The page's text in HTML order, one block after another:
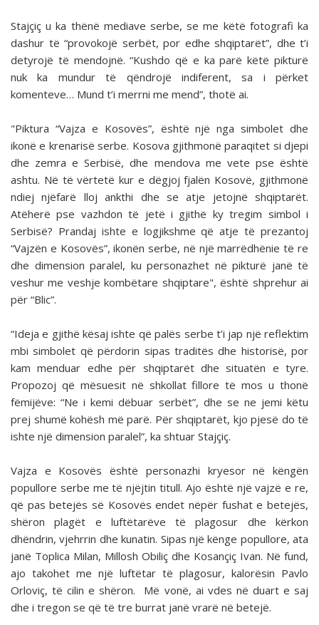
Stajçiç u ka thënë mediave serbe, se me këtë fotografi ka
dashur të “provokojë serbët, por edhe shqiptarët”, dhe t’i
detyrojë të mendojnë. “Kushdo që e ka parë këtë pikturë
nuk ka mundur të qëndrojë indiferent, sa i përket
komenteve… Mund t’i merrni me mend”, thotë ai.
"Piktura “Vajza e Kosovës”, është një nga simbolet dhe
ikonë e krenarisë serbe. Kosova gjithmonë paraqitet si djepi
dhe zemra e Serbisë, dhe mendova me vete pse është
ashtu. Në të vërtetë kur e dëgjoj fjalën Kosovë, gjithmonë
ndiej njëfarë lloj ankthi dhe se atje jetojnë shqiptarët.
Atëherë pse vazhdon të jetë i gjithë ky tregim simbol i
Serbisë? Prandaj ishte e logjikshme që atje të prezantoj
“Vajzën e Kosovës”, ikonën serbe, në një marrëdhënie të re
dhe dimension paralel, ku personazhet në pikturë janë të
veshur me veshje kombëtare shqiptare", është shprehur ai
për “Blic”.
“Ideja e gjithë kësaj ishte që palës serbe t’i jap një reflektim
mbi simbolet që përdorin sipas traditës dhe historisë, por
kam menduar edhe për shqiptarët dhe situatën e tyre.
Propozoj që mësuesit në shkollat fillore të mos u thonë
fëmijëve: “Ne i kemi dëbuar serbët”, dhe se ne jemi këtu
prej shumë kohësh më parë. Për shqiptarët, kjo pjesë do të
ishte një dimension paralel”, ka shtuar Stajçiç.
Vajza e Kosovës është personazhi kryesor në këngën
popullore serbe me të njëjtin titull. Ajo është një vajzë e re,
që pas betejës së Kosovës endet nëpër fushat e betejës,
shëron plagët e luftëtarëve të plagosur dhe kërkon
dhëndrin, vjehrrin dhe kunatin. Sipas një kënge popullore, ata
janë Toplica Milan, Millosh Obiliç dhe Kosançiç Ivan. Në fund,
ajo takohet me një luftëtar të plagosur, kalorësin Pavlo
Orloviç, të cilin e shëron. Më vonë, ai vdes në duart e saj
dhe i tregon se që të tre burrat janë vrarë në betejë.